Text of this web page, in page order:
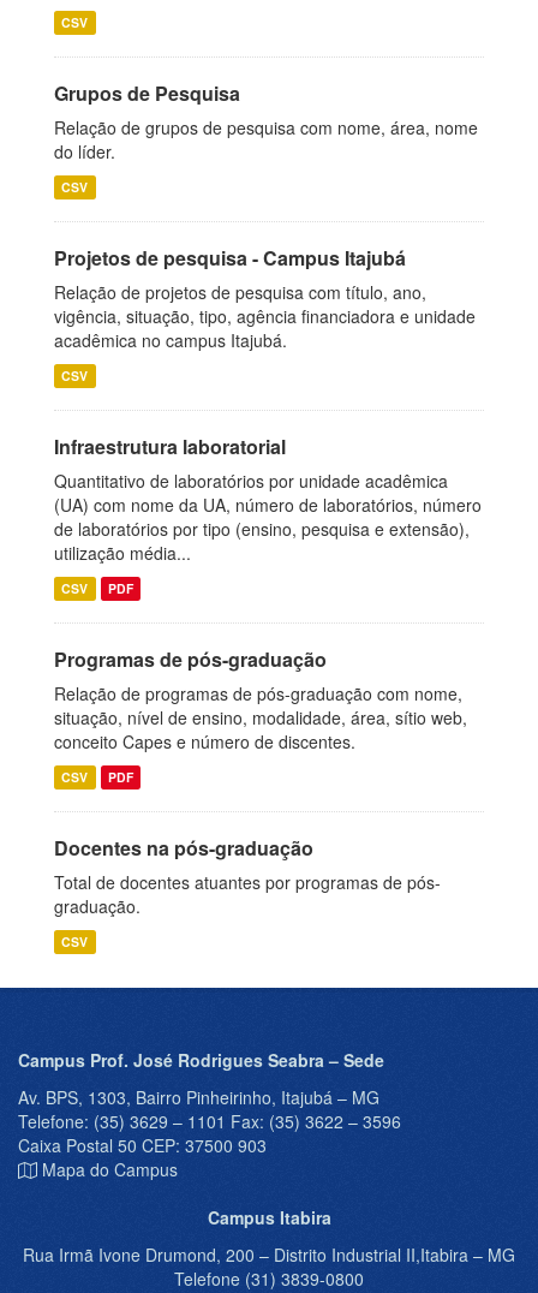
CSV
Grupos de Pesquisa
Relação de grupos de pesquisa com nome, área, nome
do líder.
CSV
Projetos de pesquisa - Campus Itajubá
Relação de projetos de pesquisa com título, ano,
vigência, situação, tipo, agência financiadora e unidade
acadêmica no campus Itajubá.
CSV
Infraestrutura laboratorial
Quantitativo de laboratórios por unidade acadêmica
(UA) com nome da UA, número de laboratórios, número
de laboratórios por tipo (ensino, pesquisa e extensão),
utilização média...
CSV PDF
Programas de pós-graduação
Relação de programas de pós-graduação com nome,
situação, nível de ensino, modalidade, área, sítio web,
conceito Capes e número de discentes.
CSV PDF
Docentes na pós-graduação
Total de docentes atuantes por programas de pós-
graduação.
CSV
Campus Prof. José Rodrigues Seabra – Sede
Av. BPS, 1303, Bairro Pinheirinho, Itajubá – MG
Telefone: (35) 3629 – 1101 Fax: (35) 3622 – 3596
Caixa Postal 50 CEP: 37500 903
Mapa do Campus
Campus Itabira
Rua Irmã Ivone Drumond, 200 – Distrito Industrial II,Itabira – MG
Telefone (31) 3839-0800